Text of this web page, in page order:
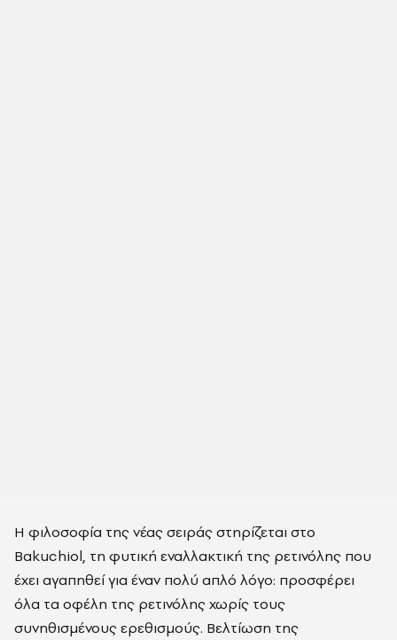
Η φιλοσοφία της νέας σειράς στηρίζεται στο
Bakuchiol, τη φυτική εναλλακτική της ρετινόλης που
έχει αγαπηθεί για έναν πολύ απλό λόγο: προσφέρει
όλα τα οφέλη της ρετινόλης χωρίς τους
συνηθισμένους ερεθισμούς. Βελτίωση της